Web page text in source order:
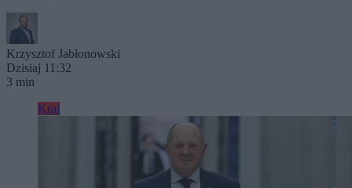
Krzysztof Jabłonowski
Dzisiaj 11:32
3 min
Kraj